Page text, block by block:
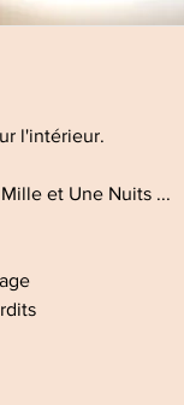
l'intérieur.
et Une Nuits ...